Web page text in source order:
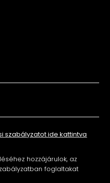
szabályzatot ide kattintva
hozzájárulok, az
foglaltakat